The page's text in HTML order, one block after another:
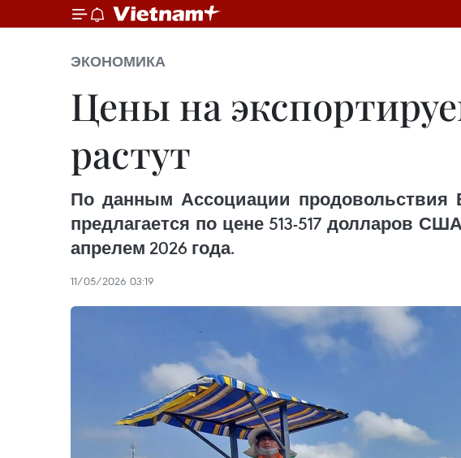
ЭКОНОМИКА
Цены на
растут
По данным Ассоциации продовольствия
предлагается по цене 513-517 долларов
апрелем 2026 года.
11/05/2026 03:19